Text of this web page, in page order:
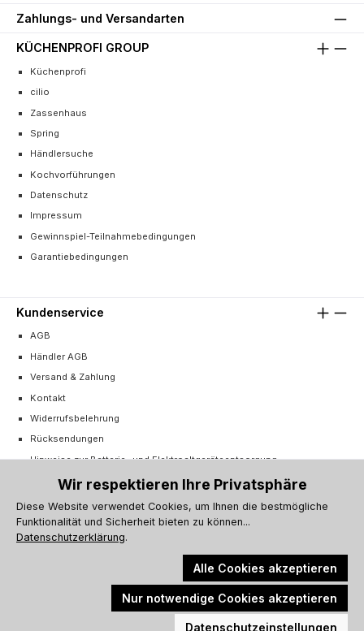
Zahlungs- und Versandarten
KÜCHENPROFI GROUP
Küchenprofi
cilio
Zassenhaus
Spring
Händlersuche
Kochvorführungen
Datenschutz
Impressum
Gewinnspiel-Teilnahmebedingungen
Garantiebedingungen
Kundenservice
AGB
Händler AGB
Versand & Zahlung
Kontakt
Widerrufsbelehrung
Rücksendungen
Hinweise zur Batterie- und Elektroaltgeräteentsorgung
Cookie-Einstellungen
Vertrag widerrufen
Alle Preise inkl. gesetzl. Mehrwertsteuer zzgl.Versandkostenund ggf.
Nachnahmegebühren, wenn nicht anders angegeben.
Wir respektieren Ihre Privatsphäre
Diese Website verwendet Cookies, um Ihnen die bestmögliche
Funktionalität und Sicherheit bieten zu können...
Datenschutzerklärung.
Alle Cookies akzeptieren
Nur notwendige Cookies akzeptieren
Datenschutzeinstellungen